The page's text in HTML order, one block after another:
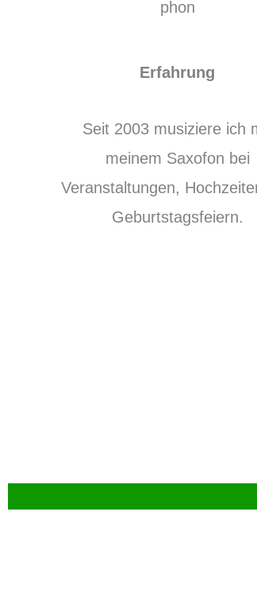
Erfahrung
Seit 2003 musiziere ich
meinem Saxofon bei
Veranstaltungen,
Geburtstagsfeiern.